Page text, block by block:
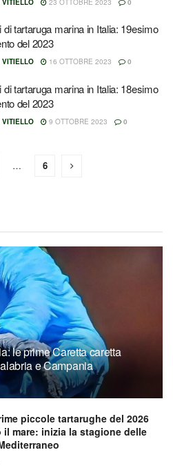
di tartaruga marina in Italia: 19esimo
del 2023
VITIELLO 16 OTTOBRE 2023 0
di tartaruga marina in Italia: 18esimo
del 2023
VITIELLO 9 OTTOBRE 2023 0
… 6
le prime Caretta caretta
e Campania
piccole tartarughe del 2026
mare: inizia la stagione delle